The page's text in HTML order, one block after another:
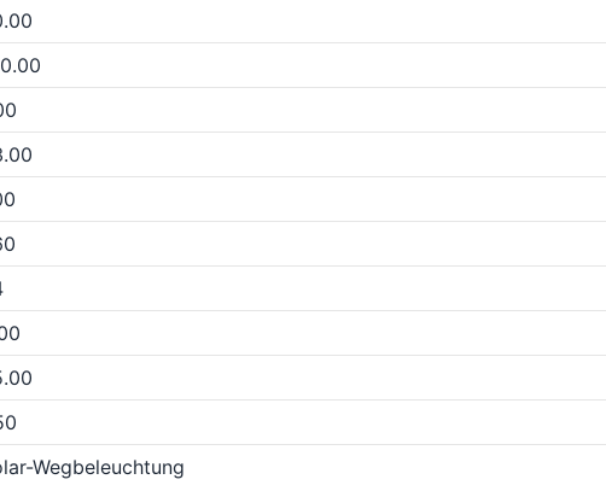
Wegbeleuchtung